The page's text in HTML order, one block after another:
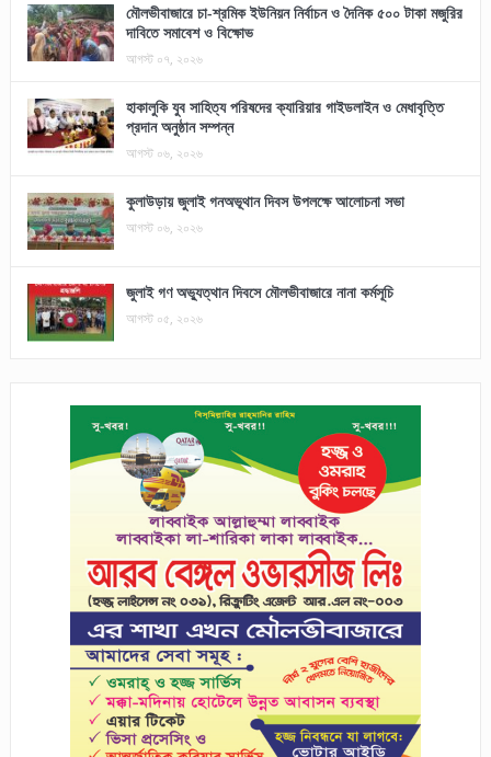
মৌলভীবাজারে চা-শ্রমিক ইউনিয়ন নির্বাচন ও দৈনিক ৫০০ টাকা মজুরির
দাবিতে সমাবেশ ও বিক্ষোভ
আগস্ট ০৭, ২০২৬
হাকালুকি যুব সাহিত্য পরিষদের ক্যারিয়ার গাইডলাইন ও মেধাবৃত্তি
প্রদান অনুষ্ঠান সম্পন্ন
আগস্ট ০৬, ২০২৬
কুলাউড়ায় জুলাই গনঅভূথান দিবস উপলক্ষে আলোচনা সভা
আগস্ট ০৬, ২০২৬
জুলাই গণ অভ্যুত্থান দিবসে মৌলভীবাজারে নানা কর্মসূচি
আগস্ট ০৫, ২০২৬